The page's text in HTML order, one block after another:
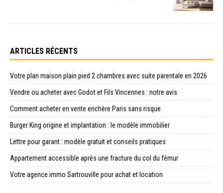
ARTICLES RÉCENTS
Votre plan maison plain pied 2 chambres avec suite parentale en 2026
Vendre ou acheter avec Godot et Fils Vincennes : notre avis
Comment acheter en vente enchère Paris sans risque
Burger King origine et implantation : le modèle immobilier
Lettre pour garant : modèle gratuit et conseils pratiques
Appartement accessible après une fracture du col du fémur
Votre agence immo Sartrouville pour achat et location